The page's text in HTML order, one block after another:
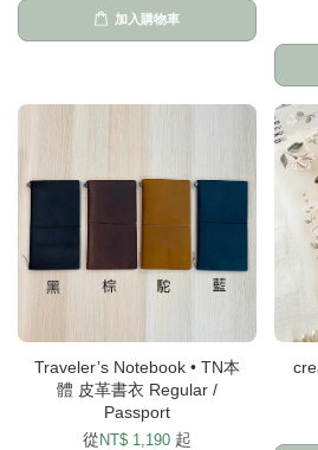
加入購物車
Traveler’s Notebook • TN本
體 皮革書衣 Regular /
Passport
從 NT$ 1,190 起